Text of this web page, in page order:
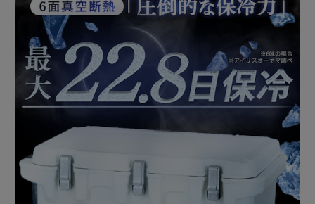
たくさん詰めて重くなっても移動が楽々。
大きな車輪は舗装されていない道でも問題なく移動できま
す。
◆“使いやすい”を追求
密閉性が高いパッキンを使用。
冷気を外に逃がさず、外気の影響を受けにくい。
手がかりがついているから持ち運びやすく、車の積み下ろし
も楽々。
底部4コーナーはゴム脚仕様。
車載時や重ねたときでも滑りにくい。